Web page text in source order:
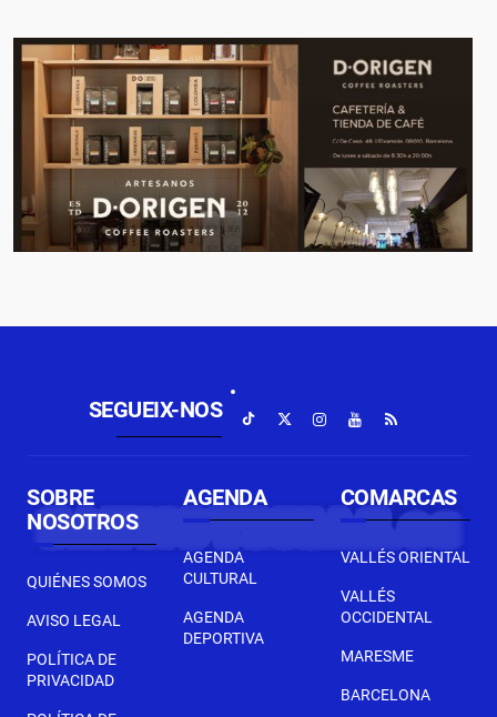
SEGUEIX-NOS
SOBRE
NOSOTROS
QUIÉNES SOMOS
AVISO LEGAL
POLÍTICA DE
PRIVACIDAD
AGENDA
AGENDA
CULTURAL
AGENDA
DEPORTIVA
COMARCAS
VALLÉS ORIENTAL
VALLÉS
OCCIDENTAL
MARESME
BARCELONA